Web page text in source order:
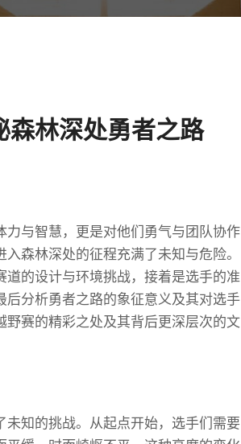
森林深处勇者之路
与智慧，更是对他们勇气与团队协作
森林深处的征程充满了未知与危险。
的设计与环境挑战，接着是选手的准
分析勇者之路的象征意义及其对选手
赛的精彩之处及其背后更深层次的文
知的挑战。从起点开始，选手们需要